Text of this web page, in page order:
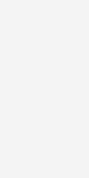
121 g/km; CO2-
132 g/km; CO2-
131 g/km; CO2-